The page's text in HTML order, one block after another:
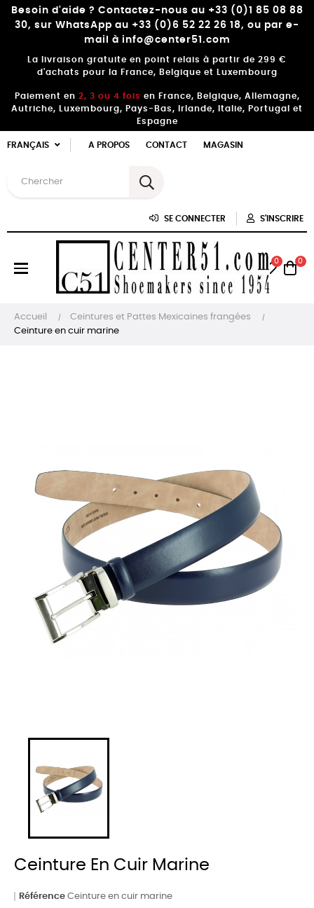
Besoin d'aide ? Contactez-nous au +33 (0)1 85 08 88
30, sur WhatsApp au +33 (0)6 52 22 26 18, ou par e-
mail à info@center51.com
La livraison gratuite en point relais à partir de 299 €
d'achats pour la France, Belgique et Luxembourg
Paiement en 2, 3 ou 4 fois en France, Belgique, Allemagne,
Autriche, Luxembourg, Pays-Bas, Irlande, Italie, Portugal et
Espagne
FRANÇAIS A PROPOS CONTACT MAGASIN
SE CONNECTER S'INSCRIRE
Basculer
navigation
☰
0 0
Accueil
Ceintures et Pattes Mexicaines frangées
Ceinture en cuir marine
Ceinture En Cuir Marine
Référence Ceinture en cuir marine